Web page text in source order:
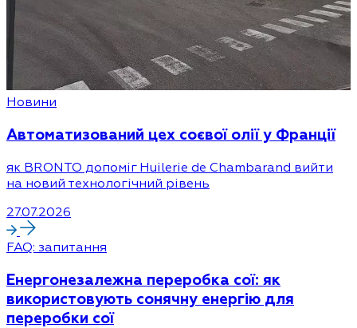
Новини
Автоматизований цех соєвої олії у Франції
як BRONTO допоміг Huilerie de Chambarand вийти
на новий технологічний рівень
27.07.2026
FAQ: запитання
Енергонезалежна переробка сої: як
використовують сонячну енергію для
переробки сої